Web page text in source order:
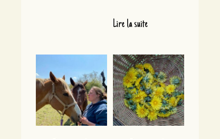
Les
options
choisies
sur
page
du
produit
Lire la suite